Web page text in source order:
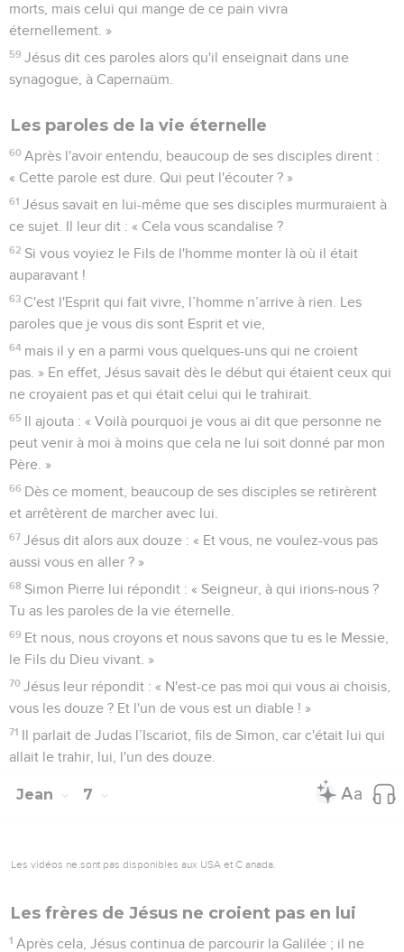
morts, mais celui qui mange de ce pain vivra
éternellement. »
59 Jésus dit ces paroles alors qu'il enseignait dans une
synagogue, à Capernaüm.
Les paroles de la vie éternelle
60 Après l'avoir entendu, beaucoup de ses disciples dirent :
« Cette parole est dure. Qui peut l'écouter ? »
61 Jésus savait en lui-même que ses disciples murmuraient à
ce sujet. Il leur dit : « Cela vous scandalise ?
62 Si vous voyiez le Fils de l'homme monter là où il était
auparavant !
63 C'est l'Esprit qui fait vivre, l’homme n’arrive à rien. Les
paroles que je vous dis sont Esprit et vie,
64 mais il y en a parmi vous quelques-uns qui ne croient
pas. » En effet, Jésus savait dès le début qui étaient ceux qui
ne croyaient pas et qui était celui qui le trahirait.
65 Il ajouta : « Voilà pourquoi je vous ai dit que personne ne
peut venir à moi à moins que cela ne lui soit donné par mon
Père. »
66 Dès ce moment, beaucoup de ses disciples se retirèrent
et arrêtèrent de marcher avec lui.
67 Jésus dit alors aux douze : « Et vous, ne voulez-vous pas
aussi vous en aller ? »
68 Simon Pierre lui répondit : « Seigneur, à qui irions-nous ?
Tu as les paroles de la vie éternelle.
69 Et nous, nous croyons et nous savons que tu es le Messie,
le Fils du Dieu vivant. »
70 Jésus leur répondit : « N'est-ce pas moi qui vous ai choisis,
vous les douze ? Et l'un de vous est un diable ! »
71 Il parlait de Judas l’Iscariot, fils de Simon, car c'était lui qui
allait le trahir, lui, l'un des douze.
Jean 7
Les vidéos ne sont pas disponibles aux USA et C anada.
Les frères de Jésus ne croient pas en lui
1 Après cela, Jésus continua de parcourir la Galilée ; il ne